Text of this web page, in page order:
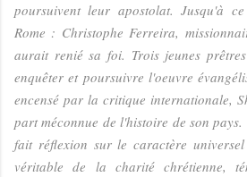
poursuivent leur apostolat. Jusqu'à
Rome : Christophe Ferreira,
aurait renié sa foi. Trois jeunes
enquêter et poursuivre l'oeuvre
encensé par la critique internationale,
part méconnue de l'histoire de son
fait réflexion sur le caractère
véritable de la charité chrétienne,